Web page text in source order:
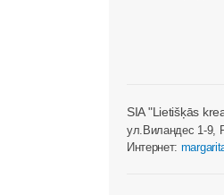
SIA "Lietišķās
ул.Виландес 1-9,
Интернет: